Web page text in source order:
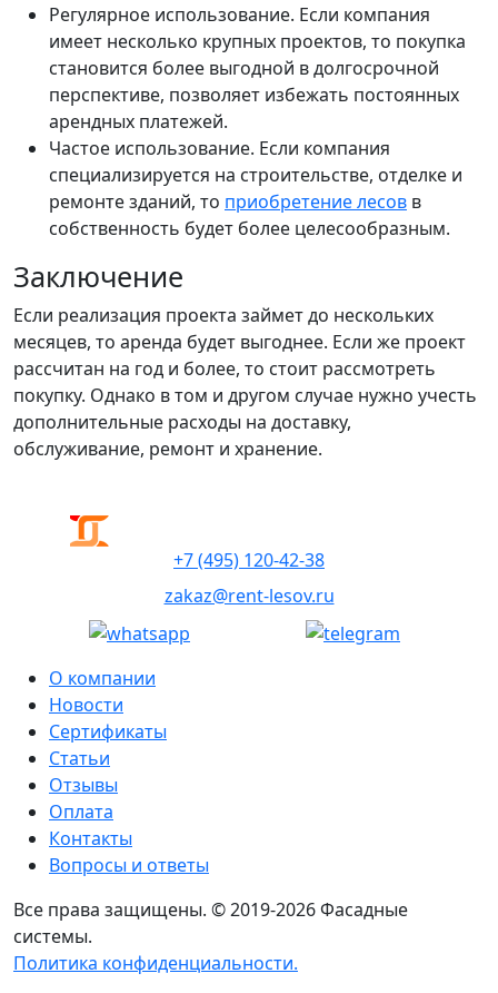
Регулярное использование. Если компания
имеет несколько крупных проектов, то покупка
становится более выгодной в долгосрочной
перспективе, позволяет избежать постоянных
арендных платежей.
Частое использование. Если компания
специализируется на строительстве, отделке и
ремонте зданий, то приобретение лесов в
собственность будет более целесообразным.
Заключение
Если реализация проекта займет до нескольких
месяцев, то аренда будет выгоднее. Если же проект
рассчитан на год и более, то стоит рассмотреть
покупку. Однако в том и другом случае нужно учесть
дополнительные расходы на доставку,
обслуживание, ремонт и хранение.
+7 (495) 120-42-38
zakaz@rent-lesov.ru
О компании
Новости
Сертификаты
Статьи
Отзывы
Оплата
Контакты
Вопросы и ответы
Все права защищены. © 2019-2026 Фасадные
системы.
Политика конфиденциальности.